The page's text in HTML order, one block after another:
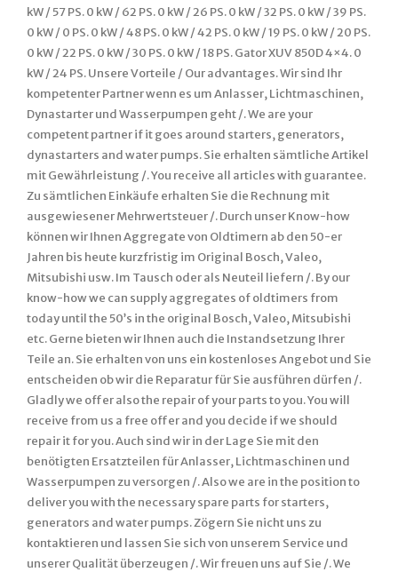
kW / 57 PS. 0 kW / 62 PS. 0 kW / 26 PS. 0 kW / 32 PS. 0 kW / 39 PS.
0 kW / 0 PS. 0 kW / 48 PS. 0 kW / 42 PS. 0 kW / 19 PS. 0 kW / 20 PS.
0 kW / 22 PS. 0 kW / 30 PS. 0 kW / 18 PS. Gator XUV 850D 4×4. 0
kW / 24 PS. Unsere Vorteile / Our advantages. Wir sind Ihr
kompetenter Partner wenn es um Anlasser, Lichtmaschinen,
Dynastarter und Wasserpumpen geht /. We are your
competent partner if it goes around starters, generators,
dynastarters and water pumps. Sie erhalten sämtliche Artikel
mit Gewährleistung /. You receive all articles with guarantee.
Zu sämtlichen Einkäufe erhalten Sie die Rechnung mit
ausgewiesener Mehrwertsteuer /. Durch unser Know-how
können wir Ihnen Aggregate von Oldtimern ab den 50-er
Jahren bis heute kurzfristig im Original Bosch, Valeo,
Mitsubishi usw. Im Tausch oder als Neuteil liefern /. By our
know-how we can supply aggregates of oldtimers from
today until the 50’s in the original Bosch, Valeo, Mitsubishi
etc. Gerne bieten wir Ihnen auch die Instandsetzung Ihrer
Teile an. Sie erhalten von uns ein kostenloses Angebot und Sie
entscheiden ob wir die Reparatur für Sie ausführen dürfen /.
Gladly we offer also the repair of your parts to you. You will
receive from us a free offer and you decide if we should
repair it for you. Auch sind wir in der Lage Sie mit den
benötigten Ersatzteilen für Anlasser, Lichtmaschinen und
Wasserpumpen zu versorgen /. Also we are in the position to
deliver you with the necessary spare parts for starters,
generators and water pumps. Zögern Sie nicht uns zu
kontaktieren und lassen Sie sich von unserem Service und
unserer Qualität überzeugen /. Wir freuen uns auf Sie /. We